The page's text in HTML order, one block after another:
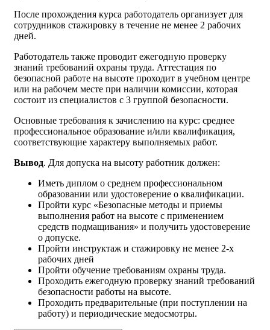
После прохождения курса работодатель организует для
сотрудников стажировку в течение не менее 2 рабочих
дней.
Работодатель также проводит ежегодную проверку
знаний требований охраны труда. Аттестация по
безопасной работе на высоте проходит в учебном центре
или на рабочем месте при наличии комиссии, которая
состоит из специалистов с 3 группой безопасности.
Основные требования к зачислению на курс: среднее
профессиональное образование и/или квалификация,
соответствующие характеру выполняемых работ.
Вывод. Для допуска на высоту работник должен:
Иметь диплом о среднем профессиональном
образовании или удостоверение о квалификации.
Пройти курс «Безопасные методы и приемы
выполнения работ на высоте с применением
средств подмащивания» и получить удостоверение
о допуске.
Пройти инструктаж и стажировку не менее 2-х
рабочих дней
Пройти обучение требованиям охраны труда.
Проходить ежегодную проверку знаний требований
безопасности работы на высоте.
Проходить предварительные (при поступлении на
работу) и периодические медосмотры.